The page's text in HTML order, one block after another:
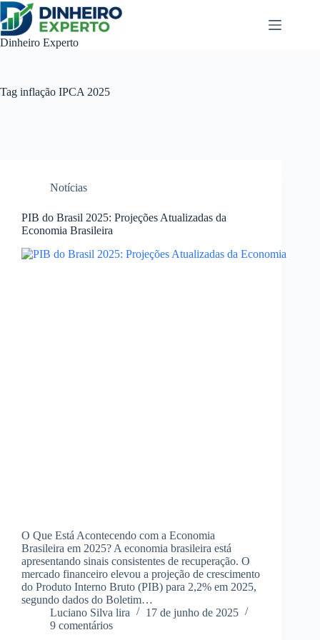
Pular
para
o
conteúdo
Dinheiro Experto
Tag inflação IPCA 2025
Notícias
PIB do Brasil 2025: Projeções Atualizadas da
Economia Brasileira
O Que Está Acontecendo com a Economia
Brasileira em 2025? A economia brasileira está
apresentando sinais consistentes de recuperação. O
mercado financeiro elevou a projeção de crescimento
do Produto Interno Bruto (PIB) para 2,2% em 2025,
segundo dados do Boletim…
Luciano Silva lira
17 de junho de 2025
9 comentários